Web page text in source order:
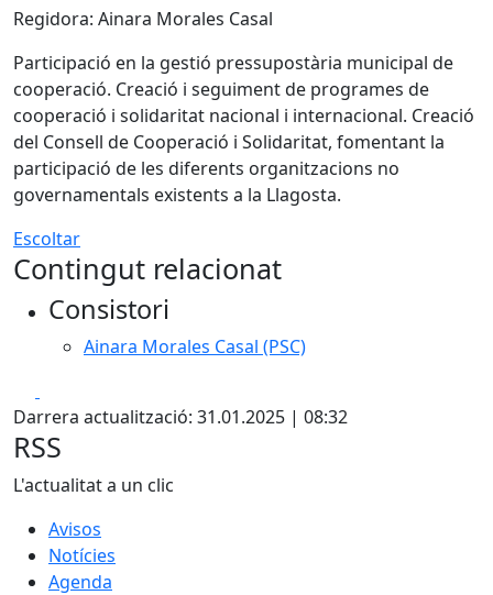
Regidora: Ainara Morales Casal
Participació en la gestió pressupostària municipal de
cooperació. Creació i seguiment de programes de
cooperació i solidaritat nacional i internacional. Creació
del Consell de Cooperació i Solidaritat, fomentant la
participació de les diferents organitzacions no
governamentals existents a la Llagosta.
Escoltar
Contingut relacionat
Consistori
Ainara Morales Casal (PSC)
Darrera actualització: 31.01.2025 | 08:32
RSS
L'actualitat a un clic
Avisos
Notícies
Agenda